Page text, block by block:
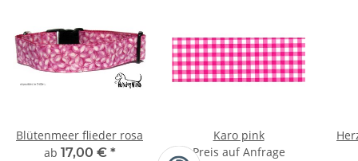
Blütenmeer flieder rosa
ab 17,00 € *
Karo pink
Preis auf Anfrage